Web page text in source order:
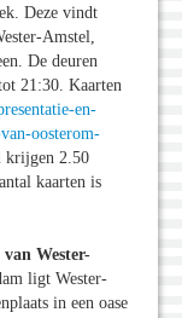
Deze vindt
Amstel,
De deuren
21:30. Kaarten
en-
oosterom-
krijgen 2.50
kaarten is
Wester-
ligt Wester-
in een oase